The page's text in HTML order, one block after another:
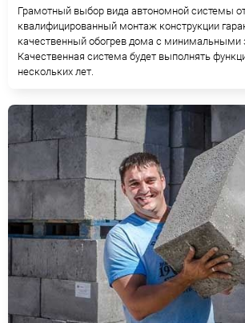
Грамотный выбор вида автономной системы
квалифицированный монтаж конструкции
качественный обогрев дома с минимальными
Качественная система будет выполнять
нескольких лет.